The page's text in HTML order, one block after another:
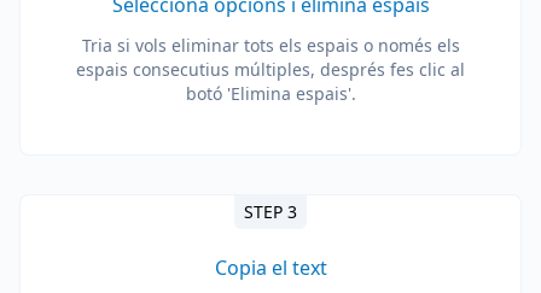
Tria si vols eliminar tots els espais o només els
espais consecutius múltiples, després fes clic al
botó 'Elimina espais'.
STEP 3
Copia el text